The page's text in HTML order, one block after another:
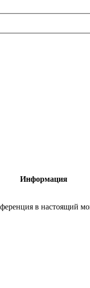
Информация
в настоящий